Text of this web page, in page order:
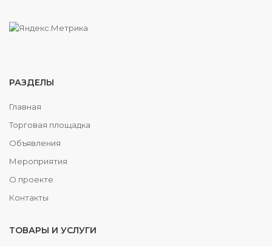
РАЗДЕЛЫ
Главная
Торговая площадка
Объявления
Мероприятия
О проекте
Контакты
ТОВАРЫ И УСЛУГИ